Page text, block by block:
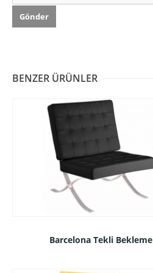
BENZER ÜRÜNLER
Barcelona Tekli Bekleme